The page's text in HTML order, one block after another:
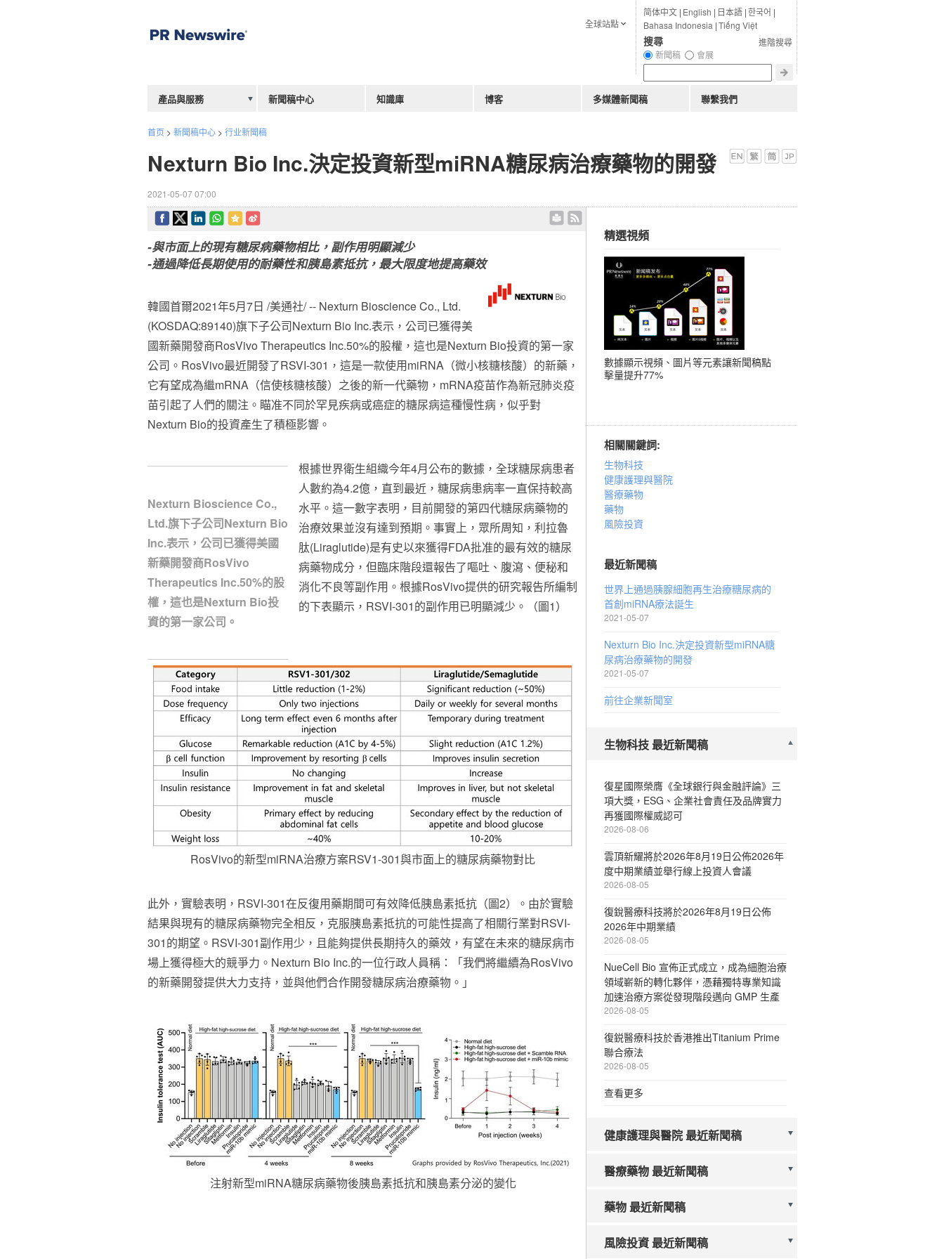
首页> 新聞稿中心> 行业新聞稿
Nexturn Bio Inc.決定投資新型miRNA糖尿病治療藥物的開發
2021-05-07 07:00
-與市面上的現有糖尿病藥物相比，副作用明顯減少
-通過降低長期使用的耐藥性和胰島素抵抗，最大限度地提高藥效
韓國首爾2021年5月7日 /美通社/ -- Nexturn Bioscience Co., Ltd.
(KOSDAQ:89140)旗下子公司Nexturn Bio Inc.表示，公司已獲得美
國新藥開發商RosVivo Therapeutics Inc.50%的股權，這也是Nexturn Bio投資的第一家
公司。RosVivo最近開發了RSVI-301，這是一款使用miRNA（微小核糖核酸）的新藥，
它有望成為繼mRNA（信使核糖核酸）之後的新一代藥物，mRNA疫苗作為新冠肺炎疫
苗引起了人們的關注。瞄准不同於罕見疾病或癌症的糖尿病這種慢性病，似乎對
Nexturn Bio的投資產生了積極影響。
Nexturn Bioscience Co.,
Ltd.旗下子公司Nexturn Bio
Inc.表示，公司已獲得美國
新藥開發商RosVivo
Therapeutics Inc.50%的股
權，這也是Nexturn Bio投
資的第一家公司。
根據世界衛生組織今年4月公布的數據，全球糖尿病患者
人數約為4.2億，直到最近，糖尿病患病率一直保持較高
水平。這一數字表明，目前開發的第四代糖尿病藥物的
治療效果並沒有達到預期。事實上，眾所周知，利拉魯
肽(Liraglutide)是有史以來獲得FDA批准的最有效的糖尿
病藥物成分，但臨床階段還報告了嘔吐、腹瀉、便秘和
消化不良等副作用。根據RosVivo提供的研究報告所編制
的下表顯示，RSVI-301的副作用已明顯減少。（圖1）
RosVivo的新型miRNA治療方案RSV1-301與市面上的糖尿病藥物對比
此外，實驗表明，RSVI-301在反復用藥期間可有效降低胰島素抵抗（圖2）。由於實驗
結果與現有的糖尿病藥物完全相反，克服胰島素抵抗的可能性提高了相關行業對RSVI-
301的期望。RSVI-301副作用少，且能夠提供長期持久的藥效，有望在未來的糖尿病市
場上獲得極大的競爭力。Nexturn Bio Inc.的一位行政人員稱：「我們將繼續為RosVivo
的新藥開發提供大力支持，並與他們合作開發糖尿病治療藥物。」
注射新型miRNA糖尿病藥物後胰島素抵抗和胰島素分泌的變化
精選視頻
數據顯示視頻、圖片等元素讓新聞稿點
擊量提升77%
相關關鍵詞:
生物科技
健康護理與醫院
醫療藥物
藥物
風險投資
最近新聞稿
世界上通過胰腺細胞再生治療糖尿病的
首創miRNA療法誕生
2021-05-07
Nexturn Bio Inc.決定投資新型miRNA糖
尿病治療藥物的開發
2021-05-07
前往企業新聞室
生物科技 最近新聞稿
復星國際榮膺《全球銀行與金融評論》三
項大獎，ESG、企業社會責任及品牌實力
再獲國際權威認可
2026-08-06
雲頂新耀將於2026年8月19日公佈2026年
度中期業績並舉行線上投資人會議
2026-08-05
復銳醫療科技將於2026年8月19日公佈
2026年中期業績
2026-08-05
NueCell Bio 宣佈正式成立，成為細胞治療
領域嶄新的轉化夥伴，憑藉獨特專業知識
加速治療方案從發現階段邁向 GMP 生產
2026-08-05
復鋭醫療科技於香港推出Titanium Prime
聯合療法
2026-08-05
查看更多
健康護理與醫院 最近新聞稿
醫療藥物 最近新聞稿
藥物 最近新聞稿
風險投資 最近新聞稿
简体中文| English | 日本語|한국어 |
Bahasa Indonesia |Tiếng Việt
進階搜尋
搜尋
新聞稿 會展
全球站點
產品與服務 新聞稿中心 知識庫 博客 多媒體新聞稿 聯繫我們